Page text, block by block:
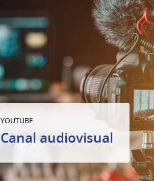
YOUTUBE
Canal audiovisual